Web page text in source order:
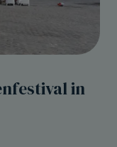
in